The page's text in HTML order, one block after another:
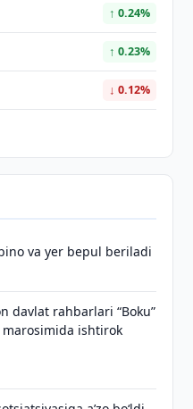
↑ 0.24%
↑ 0.23%
↓ 0.12%
va yer bepul beriladi
davlat rahbarlari “Boku”
ishtirok